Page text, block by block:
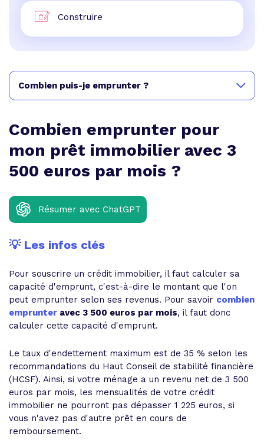
Construire
Combien emprunter pour
mon prêt immobilier avec 3
500 euros par mois ?
Résumer avec ChatGPT
💡 Les infos clés
Pour souscrire un crédit immobilier, il faut calculer sa
capacité d'emprunt, c'est-à-dire le montant que l'on
peut emprunter selon ses revenus. Pour savoir combien
emprunter avec 3 500 euros par mois, il faut donc
calculer cette capacité d'emprunt.
Le taux d'endettement maximum est de 35 % selon les
recommandations du Haut Conseil de stabilité financière
(HCSF). Ainsi, si votre ménage a un revenu net de 3 500
euros par mois, les mensualités de votre crédit
immobilier ne pourront pas dépasser 1 225 euros, si
vous n'avez pas d'autre prêt en cours de
remboursement.
Combien puis-je emprunter ?